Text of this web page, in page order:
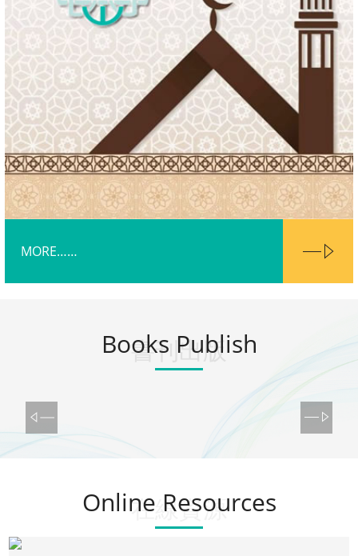
MORE……
Books Publish
書刊出版
Online Resources
在線資源